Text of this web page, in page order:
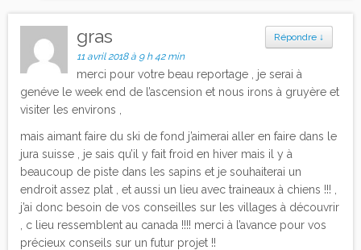
Répondre ↓
gras
11 avril 2018 à 9 h 42 min
merci pour votre beau reportage , je serai à
genéve le week end de l’ascension et nous irons à gruyère et
visiter les environs ,
mais aimant faire du ski de fond j’aimerai aller en faire dans le
jura suisse , je sais qu’il y fait froid en hiver mais il y à
beaucoup de piste dans les sapins et je souhaiterai un
endroit assez plat , et aussi un lieu avec traineaux à chiens !!! ,
j’ai donc besoin de vos conseilles sur les villages à découvrir
, c lieu ressemblent au canada !!!! merci à l’avance pour vos
précieux conseils sur un futur projet !!